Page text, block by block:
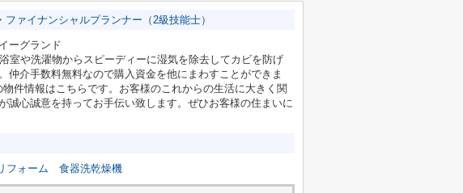
ァイナンシャルプランナー（2級技能士）
ーグランド
室や洗濯物からスピーディーに湿気を除去してカビを防げ
仲介手数料無料なので購入資金を他にまわすことができま
件情報はこちらです。お客様のこれからの生活に大きく関
誠心誠意を持ってお手伝い致します。ぜひお客様の住まいに
フォーム 食器洗乾燥機